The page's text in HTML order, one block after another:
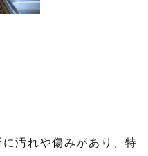
汚れや傷みがあり、特